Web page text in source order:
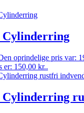
oprindelige pris var:
er: 150,00 kr..